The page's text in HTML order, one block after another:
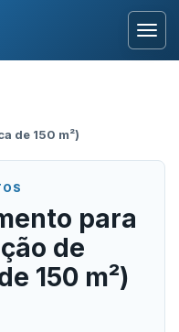
de 150 m²)
para
de
150 m²)